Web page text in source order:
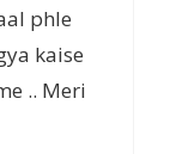
phle
kaise
.. Meri